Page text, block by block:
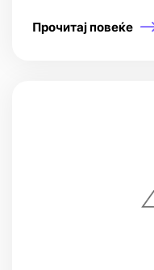
Прочитај повеќе